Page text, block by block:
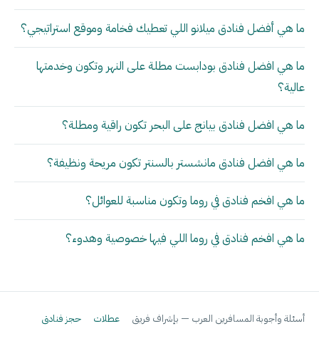
ما هي أفضل فنادق ميلانو اللي تعطيك فخامة وموقع استراتيجي؟
ما هي افضل فنادق بودابست مطلة على النهر وتكون وخدمتها
عالية؟
ما هي افضل فنادق بيانج على البحر تكون راقية ومطلة؟
ما هي افضل فنادق مانشستر بالسنتر تكون مريحة ونظيفة؟
ما هي افخم فنادق في روما وتكون مناسبة للعوائل؟
ما هي افخم فنادق في روما اللي فيها خصوصية وهدوء؟
أسئلة وأجوبة المسافرين العرب — بإشراف فريق عطلات حجز فنادق